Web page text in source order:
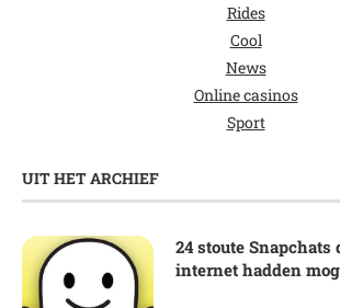
Rides
Cool
News
Online casinos
Sport
UIT HET ARCHIEF
24 stoute Snapchats
internet hadden